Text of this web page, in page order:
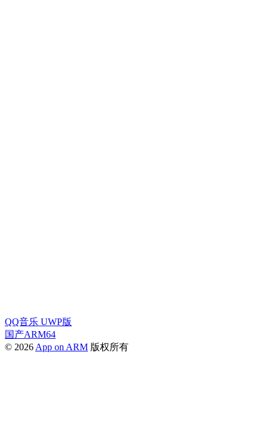
QQ音乐 UWP版
国产ARM64
© 2026 App on ARM 版权所有